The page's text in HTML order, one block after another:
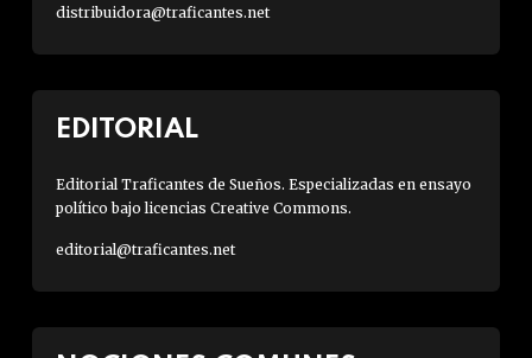
distribuidora@traficantes.net
EDITORIAL
Editorial Traficantes de Sueños. Especializadas en ensayo
político bajo licencias Creative Commons.
editorial@traficantes.net